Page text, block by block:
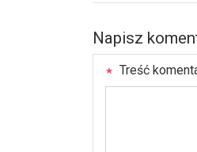
Napisz
Treść